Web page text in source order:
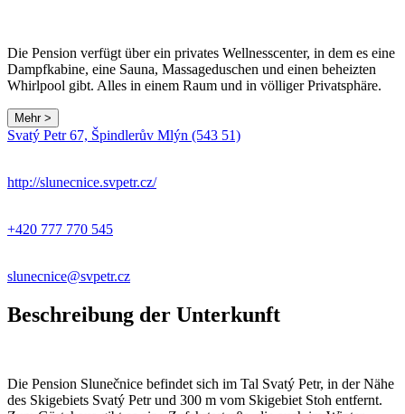
Die Pension verfügt über ein privates Wellnesscenter, in dem es eine
Dampfkabine, eine Sauna, Massageduschen und einen beheizten
Whirlpool gibt. Alles in einem Raum und in völliger Privatsphäre.
Mehr >
−
Svatý Petr 67, Špindlerův Mlýn (543 51)
http://slunecnice.svpetr.cz/
+420 777 770 545
slunecnice@svpetr.cz
Beschreibung der Unterkunft
Die Pension Slunečnice befindet sich im Tal Svatý Petr, in der Nähe
des Skigebiets Svatý Petr und 300 m vom Skigebiet Stoh entfernt.